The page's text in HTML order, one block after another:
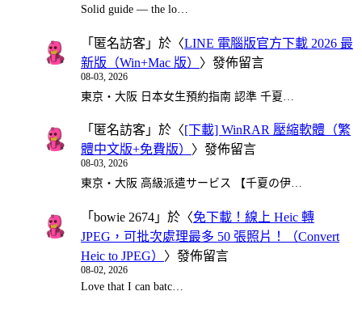
Solid guide — the lo…
「 匿名訪客 」於〈LINE 電腦版官方下載 2026 最
新版（Win+Mac 版） 〉發佈留言
08-03, 2026
東京・大阪 日本女生預約指南 認準 千夏…
「 匿名訪客 」於〈[下載] WinRAR 壓縮軟體（繁
體中文版+免費版） 〉發佈留言
08-03, 2026
東京・大阪 高級派遣サービス 【千夏の伊…
「 bowie 2674 」於〈免下載！線上 Heic 轉
JPEG，可批次處理最多 50 張照片！（Convert
Heic to JPEG） 〉發佈留言
08-02, 2026
Love that I can batc…